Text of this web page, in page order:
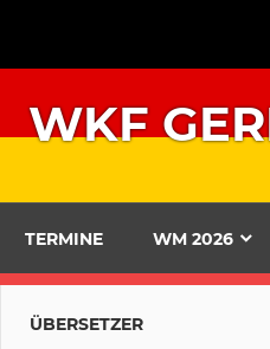
WKF
TERMINE WM 2026
ÜBERSETZER